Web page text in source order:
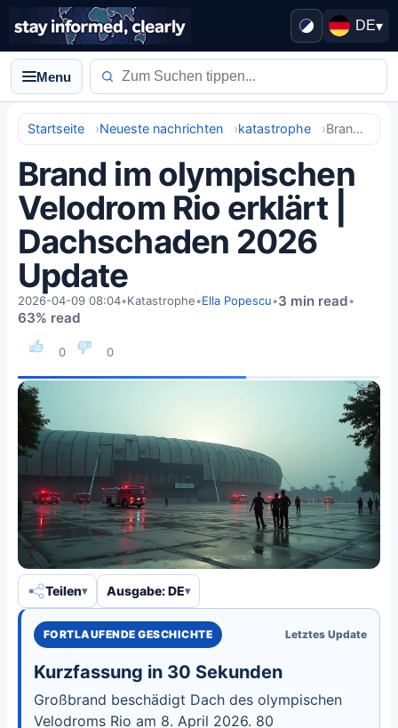
DE▾
Menu
Startseite Neueste nachrichten katastrophe Brand im olympischen Velodrom Rio erklärt | Dachschaden 2026 Update
Brand im olympischen
Velodrom Rio erklärt |
Dachschaden 2026
Update
0 0
2026-04-09 08:04•Katastrophe•Ella Popescu•3 min read•
63% read
Teilen Ausgabe: DE
FORTLAUFENDE GESCHICHTE Letztes Update
Kurzfassung in 30 Sekunden
Großbrand beschädigt Dach des olympischen
Velodroms Rio am 8. April 2026. 80